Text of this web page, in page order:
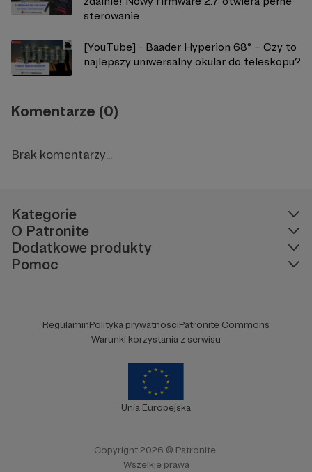
sterowanie
[YouTube] - Baader Hyperion 68° – Czy to
najlepszy uniwersalny okular do teleskopu?
Komentarze (0)
Brak komentarzy...
Kategorie
O Patronite
Dodatkowe produkty
Pomoc
RegulaminPolityka prywatnościPatronite Commons
Warunki korzystania z serwisu
Unia Europejska
Copyright 2026 © Patronite.
Wszelkie prawa